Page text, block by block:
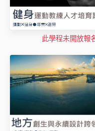
此學程未開放報